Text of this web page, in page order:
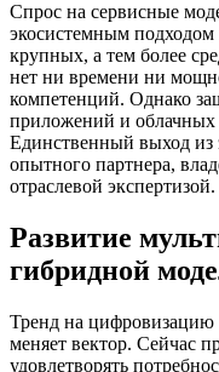
Спрос на сервисные
экосистемным
крупных, а тем более
нет ни времени ни
компетенций. Однако
приложений и облачных
Единственный выход
опытного партнера,
отраслевой экспертизой.
Развитие
гибридной
Тренд на цифровизацию
меняет вектор. Сейчас
удовлетворять